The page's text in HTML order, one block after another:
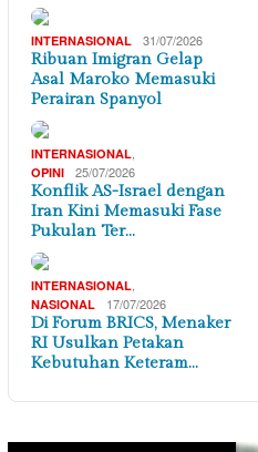
INTERNASIONAL 31/07/2026
Ribuan Imigran Gelap
Asal Maroko Memasuki
Perairan Spanyol
INTERNASIONAL
OPINI 25/07/2026
Konflik AS-Israel dengan
Iran Kini Memasuki Fase
Pukulan Ter…
INTERNASIONAL
NASIONAL 17/07/2026
Di Forum BRICS, Menaker
RI Usulkan Petakan
Kebutuhan Keteram…